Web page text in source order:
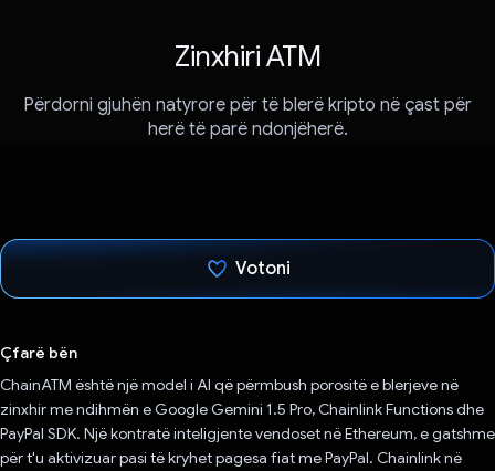
Zinxhiri ATM
Përdorni gjuhën natyrore për të blerë kripto në çast për
herë të parë ndonjëherë.
Votoni
Çfarë bën
ChainATM është një model i AI që përmbush porositë e blerjeve në
zinxhir me ndihmën e Google Gemini 1.5 Pro, Chainlink Functions dhe
PayPal SDK. Një kontratë inteligjente vendoset në Ethereum, e gatshme
për t'u aktivizuar pasi të kryhet pagesa fiat me PayPal. Chainlink në